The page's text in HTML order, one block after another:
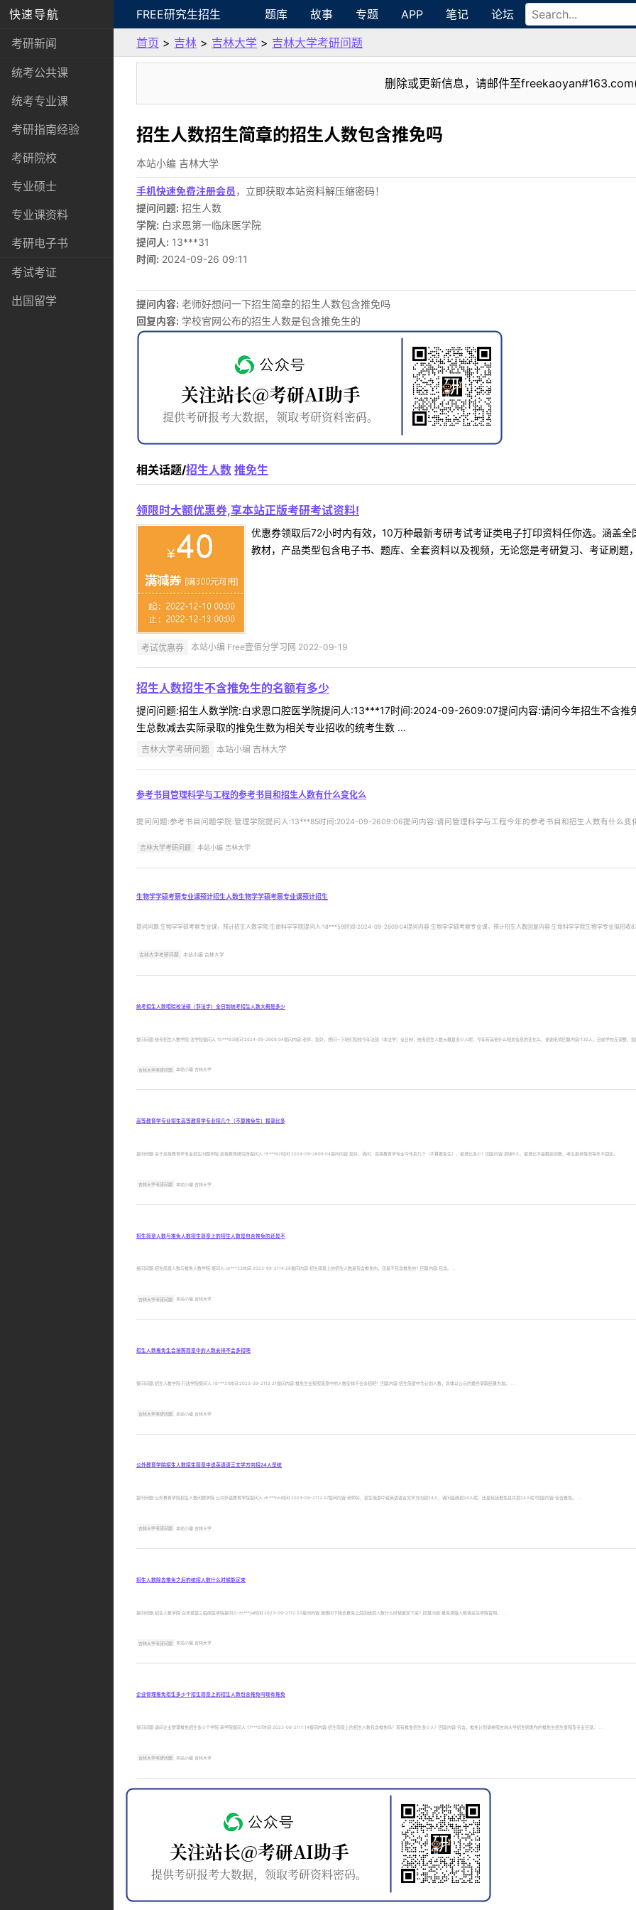
快速导航
考研新闻
统考公共课
统考专业课
考研指南经验
考研院校
专业硕士
专业课资料
考研电子书
考试考证
出国留学
FREE研究生招生 题库 故事 专题 APP 笔记 论坛
首页 > 吉林 > 吉林大学 > 吉林大学考研问题
删除或更新信息，请邮件至
招生人数招生简章的招生人数包含推免吗
本站小编 吉林大学
手机快速免费注册会员，立即获取本站资料解压缩密码！
提问问题: 招生人数
学院: 白求恩第一临床医学院
提问人: 13***31
时间: 2024-09-26 09:11
提问内容: 老师好想问一下招生简章的招生人数包含推免吗
回复内容: 学校官网公布的招生人数是包含推免生的
相关话题/招生人数 推免生
领限时大额优惠券,享本站正版考研考试资料!
优惠券领取后72小时内有效，10万种最新考研考试考证类电子打印资料任你选。涵盖
教材，产品类型包含电子书、题库、全套资料以及视频，无论您是考研复习、考证刷
考试优惠券 本站小编 Free壹佰分学习网 2022-09-19
招生人数招生不含推免生的名额有多少
提问问题:招生人数学院:白求恩口腔医学院提问人:13***17时间:2024-09-2609:07提问内容:请问今年招生不含推
生总数减去实际录取的推免生数为相关专业招收的统考生数 ...
吉林大学考研问题 本站小编 吉林大学
参考书目管理科学与工程的参考书目和招生人数有什么变化么
提问问题:参考书目问题学院:管理学院提问人:13***85时间:2024-09-2609:06提问内容:请问管理科学与工程今年的参考书目和招生人数有什么变
吉林大学考研问题 本站小编 吉林大学
生物学学硕考察专业课预计招生人数生物学学硕考察专业课预计招生
提问问题:生物学学硕考察专业课，预计招生人数学院:生命科学学院提问人:18***59时间:2024-09-2609:04提问内容:生物学学硕考察专业课，预计招生人数回复内容:生命科学学院生物学专业拟招收
吉林大学考研问题 本站小编 吉林大学
统考招生人数咱院校法硕（非法学）全日制统考招生人数大概是多少
提问问题:统考招生人数学院:法学院提问人:15***83时间:2024-09-2609:04提问内容:老师，您好，想问一下咱们院校今年法硕（非法学）全日制，统考招生人数大概是多少人呢，今年有其他什么相关信息的变化么，谢谢老师回复内容:130人，目前学校无调整，如
吉林大学考研问题 本站小编 吉林大学
高等教育学专业招生高等教育学专业招几个（不算推免生）报录比多
提问问题:关于高等教育学专业招生问题学院:高等教育研究所提问人:15***82时间:2024-09-2609:04提问内容:您好，请问：高等教育学专业今年招几个（不算推免生），报录比多少？回复内容:招收6人，报录比不是确定的数，考生报考情况每年不固定。 ...
吉林大学考研问题 本站小编 吉林大学
招生简章人数与推免人数招生简章上的招生人数是包含推免的还是不
提问问题:招生简章人数与推免人数学院:提问人:ch***33时间:2023-09-2114:28提问内容:招生简章上的招生人数是包含推免的，还是不包含推免的？回复内容:包含。 ...
吉林大学考研问题 本站小编 吉林大学
招生人数推免生会按照简章中的人数安排不会多招吧
提问问题:招生人数学院:行政学院提问人:18***31时间:2023-09-2112:21提问内容:推免生会按照简章中的人数安排不会多招吧？回复内容:招生简章中为计划人数，具体以公示的最终录取结果为准。 ...
吉林大学考研问题 本站小编 吉林大学
公外教育学院招生人数招生简章中说英语语言文学方向招24人是统
提问问题:公外教育学院招生人数问题学院:公共外语教育学院提问人:ch***nn时间:2023-09-2112:07提问内容:老师好，招生简章中说英语语言文学方向招24人，请问是统招24人呢，还是包括推免总共招24人呢?回复内容:包含推免。 ...
吉林大学考研问题 本站小编 吉林大学
招生人数除去推免之后的统招人数什么时候能定来
提问问题:招生人数学院:白求恩第三临床医学院提问人:ch***ya时间:2023-09-2112:03提问内容:我想问下除去推免之后的统招人数什么时候能定下来？回复内容:推免录取人数请关注学院官网。 ...
吉林大学考研问题 本站小编 吉林大学
企业管理推免招生多少个招生简章上的招生人数包含推免吗现有推免
提问问题:请问企业管理推免招生多少个学院:商学院提问人:17***07时间:2023-09-2111:14提问内容:招生简章上的招生人数包含推免吗？现有推免招生多少人？回复内容:包含。推免计划请参照吉林大学招生网发布的推免生招生章程及专业目录。 ...
吉林大学考研问题 本站小编 吉林大学